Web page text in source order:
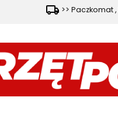
>> Paczkomat ,